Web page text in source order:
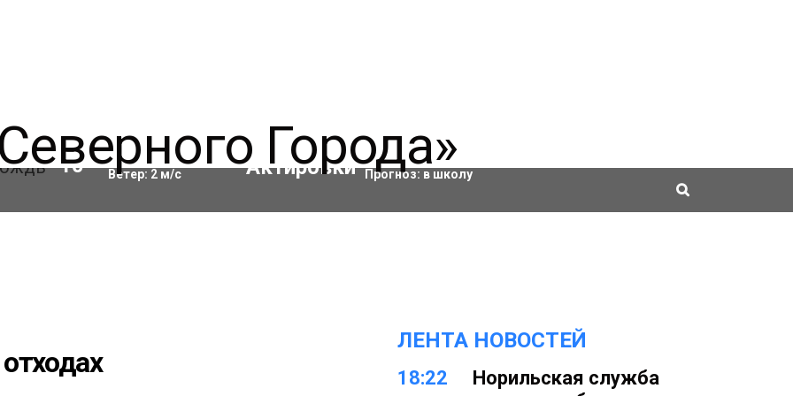
10 °C Влажность:98%
Ветер: 2м/с
Актировки
Прогноз: в школу
ЛЕНТА НОВОСТЕЙ
18:22
Норильская служба